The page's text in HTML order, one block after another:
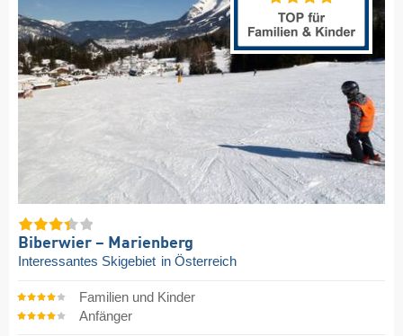
Biberwier – Marienberg
Interessantes Skigebiet in Österreich
Familien und Kinder
Anfänger